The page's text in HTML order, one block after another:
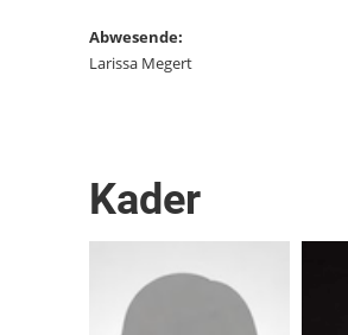
Abwesende:
Larissa Megert
Kader